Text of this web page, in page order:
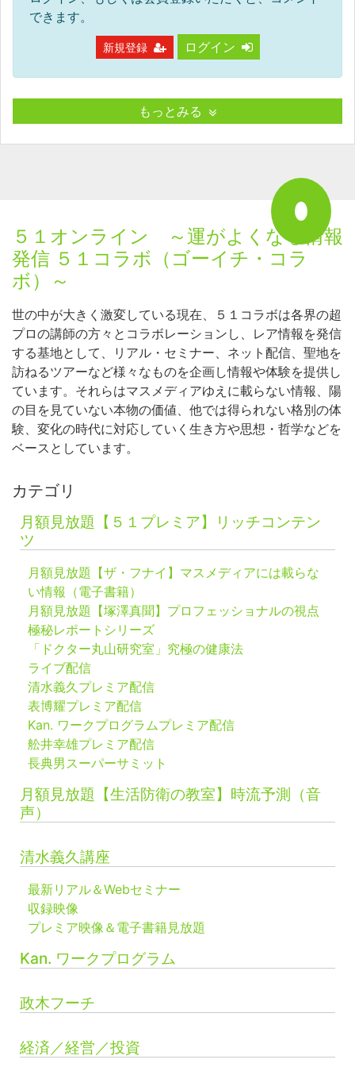
できます。
新規登録 ログイン
もっとみる
５１オンライン ～運がよくなる情報
発信 ５１コラボ（ゴーイチ・コラ
ボ）～
世の中が大きく激変している現在、５１コラボは各界の超
プロの講師の方々とコラボレーションし、レア情報を発信
する基地として、リアル・セミナー、ネット配信、聖地を
訪ねるツアーなど様々なものを企画し情報や体験を提供し
ています。それらはマスメディアゆえに載らない情報、陽
の目を見ていない本物の価値、他では得られない格別の体
験、変化の時代に対応していく生き方や思想・哲学などを
ベースとしています。
カテゴリ
月額見放題【５１プレミア】リッチコンテン
ツ
月額見放題【ザ・フナイ】マスメディアには載らな
い情報（電子書籍）
月額見放題【塚澤真聞】プロフェッショナルの視点
極秘レポートシリーズ
「ドクター丸山研究室」究極の健康法
ライブ配信
清水義久プレミア配信
表博耀プレミア配信
Kan. ワークプログラムプレミア配信
舩井幸雄プレミア配信
長典男スーパーサミット
月額見放題【生活防衛の教室】時流予測（音
声）
清水義久講座
最新リアル＆Webセミナー
収録映像
プレミア映像＆電子書籍見放題
Kan. ワークプログラム
政木フーチ
経済／経営／投資